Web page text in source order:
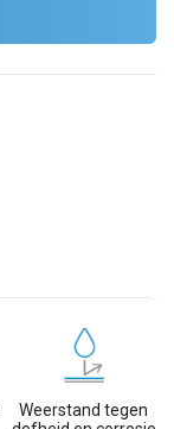
Weerstand tegen